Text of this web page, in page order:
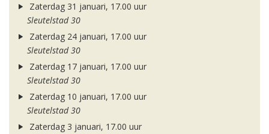
Zaterdag 31 januari, 17.00 uur
Sleutelstad 30
Zaterdag 24 januari, 17.00 uur
Sleutelstad 30
Zaterdag 17 januari, 17.00 uur
Sleutelstad 30
Zaterdag 10 januari, 17.00 uur
Sleutelstad 30
Zaterdag 3 januari, 17.00 uur